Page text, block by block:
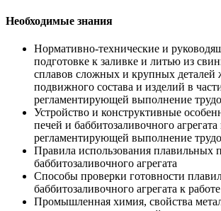
Необходимые знания
Нормативно-технические и
подготовке к заливке и литью из
сплавов сложных и крупных деталей
подвижного состава и изделий в
регламентирующей выполнение
Устройство и конструктивные
печей и баббитозаливочного агрегата
регламентирующей выполнение
Правила использования плавильных
баббитозаливочного агрегата
Способы проверки готовности
баббитозаливочного агрегата к работе
Промышленная химия, свойства